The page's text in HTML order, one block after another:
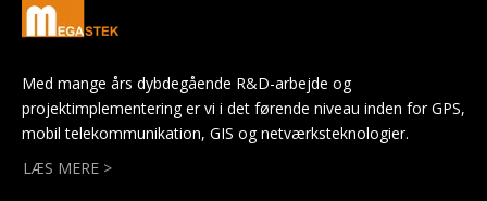
Med mange års dybdegående R&D-arbejde og
projektimplementering er vi i det førende niveau inden for GPS,
mobil telekommunikation, GIS og netværksteknologier.
LÆS MERE >